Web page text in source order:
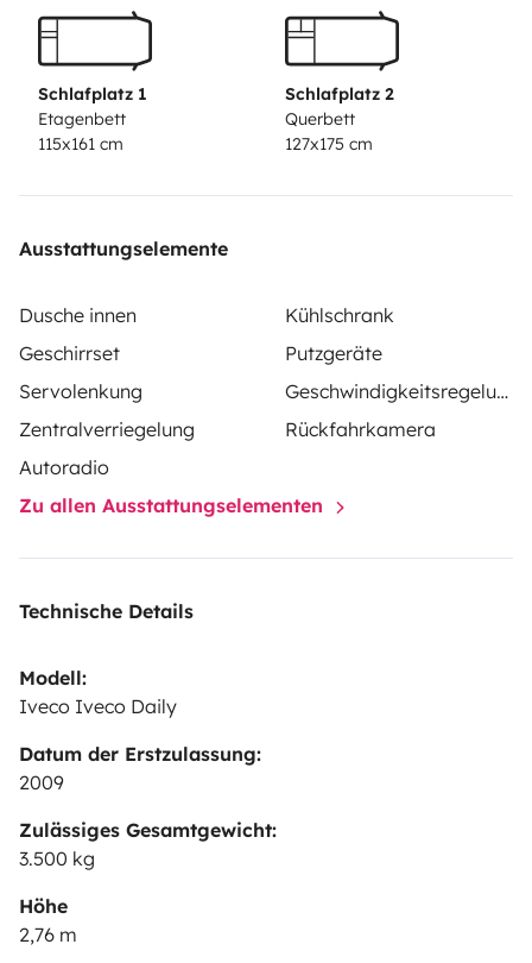
estacionaria.Facilidad de aparcamiento gracias a
premium.Fianza 1200€ con selección de seguro básico.
Schlafplatz 1
Etagenbett
115x161 cm
Schlafplatz 2
Querbett
127x175 cm
Ausstattungselemente
Dusche innen
Kühlschrank
Geschirrset
Putzgeräte
Servolenkung
Geschwindigkeitsregelung
Zentralverriegelung
Rückfahrkamera
Autoradio
Zu allen Ausstattungselementen
Technische Details
Modell:
Iveco Iveco Daily
Datum der Erstzulassung:
2009
Zulässiges Gesamtgewicht:
3.500 kg
Höhe
2,76 m